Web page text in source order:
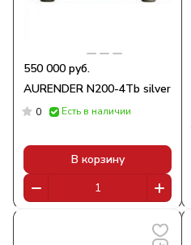
550 000 руб.
AURENDER N200-4Tb silver
0 Есть в наличии
В корзину